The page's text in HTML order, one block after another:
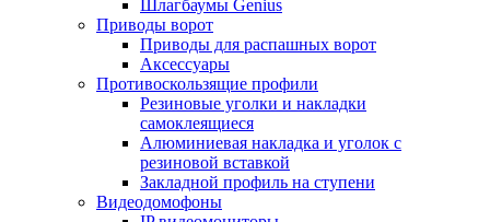
Шлагбаумы Genius
Приводы ворот
Приводы для распашных ворот
Аксессуары
Противоскользящие профили
Резиновые уголки и накладки
самоклеящиеся
Алюминиевая накладка и уголок с
резиновой вставкой
Закладной профиль на ступени
Видеодомофоны